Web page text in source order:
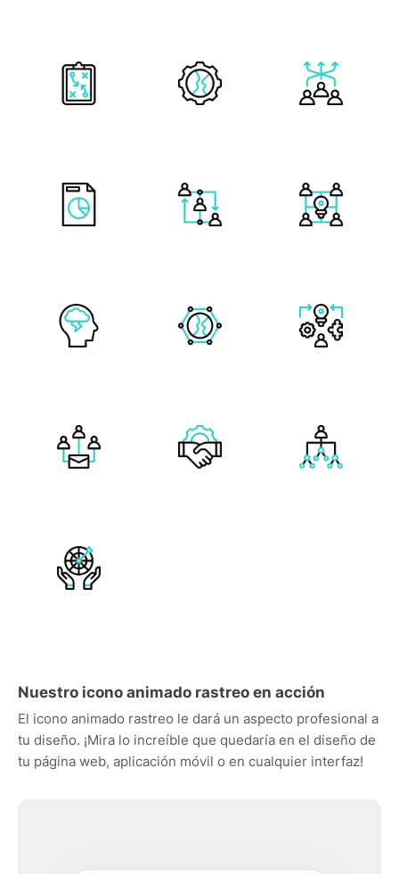
Nuestro icono animado rastreo en acción
El icono animado rastreo le dará un aspecto profesional a
tu diseño. ¡Mira lo increíble que quedaría en el diseño de
tu página web, aplicación móvil o en cualquier interfaz!